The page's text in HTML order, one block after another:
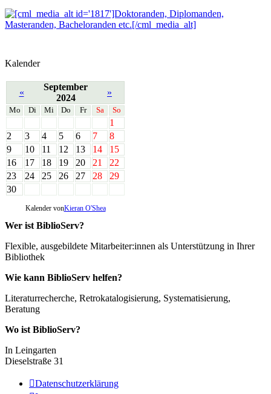
Kalender
«
September
2024
»
Mo Di Mi Do Fr Sa So
1
2
3 4 5 6 7
8
9
10 11 12 13 14
15
16
17 18 19 20 21
22
23
24 25 26 27 28
29
30
Kalender vonKieran O'Shea
Wer ist BiblioServ?
Flexible, ausgebildete Mitarbeiter:innen als Unterstützung in Ihrer
Bibliothek
Wie kann BiblioServ helfen?
Literaturrecherche, Retrokatalogisierung, Systematisierung,
Beratung
Wo ist BiblioServ?
In Leingarten
Dieselstraße 31
Datenschutzerklärung